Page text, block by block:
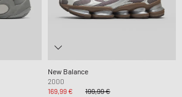
New Balance
2000
169,99 €
199,99 €